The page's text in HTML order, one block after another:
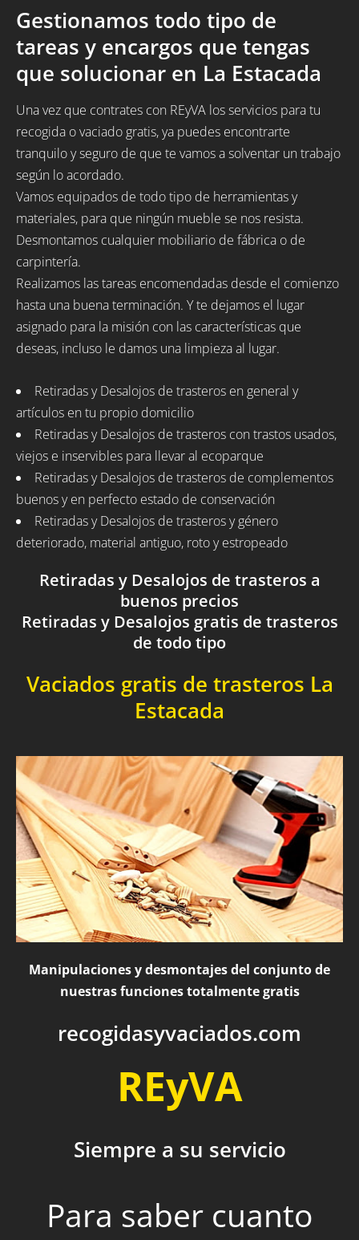
Gestionamos todo tipo de
tareas y encargos que tengas
que solucionar en La Estacada
Una vez que contrates con REyVA los servicios para tu
recogida o vaciado gratis, ya puedes encontrarte
tranquilo y seguro de que te vamos a solventar un trabajo
según lo acordado.
Vamos equipados de todo tipo de herramientas y
materiales, para que ningún mueble se nos resista.
Desmontamos cualquier mobiliario de fábrica o de
carpintería.
Realizamos las tareas encomendadas desde el comienzo
hasta una buena terminación. Y te dejamos el lugar
asignado para la misión con las características que
deseas, incluso le damos una limpieza al lugar.
Retiradas y Desalojos de trasteros en general y
artículos en tu propio domicilio
Retiradas y Desalojos de trasteros con trastos usados,
viejos e inservibles para llevar al ecoparque
Retiradas y Desalojos de trasteros de complementos
buenos y en perfecto estado de conservación
Retiradas y Desalojos de trasteros y género
deteriorado, material antiguo, roto y estropeado
Retiradas y Desalojos de trasteros a
buenos precios
Retiradas y Desalojos gratis de trasteros
de todo tipo
Vaciados gratis de trasteros La
Estacada
Manipulaciones y desmontajes del conjunto de
nuestras funciones totalmente gratis
recogidasyvaciados.com
REyVA
Siempre a su servicio
Para saber cuanto